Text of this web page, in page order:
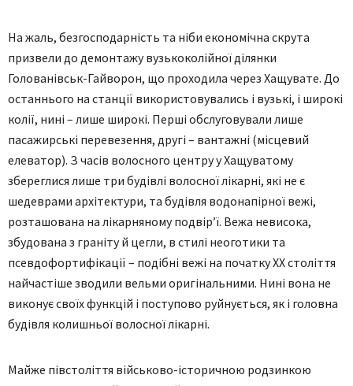
На жаль, безгосподарність та ніби економічна скрута
призвели до демонтажу вузькоколійної ділянки
Голованівськ-Гайворон, що проходила через Хащувате. До
останнього на станції використовувались і вузькі, і широкі
колії, нині – лише широкі. Перші обслуговували лише
пасажирські перевезення, другі – вантажні (місцевий
елеватор). З часів волосного центру у Хащуватому
збереглися лише три будівлі волосної лікарні, які не є
шедеврами архітектури, та будівля водонапірної вежі,
розташована на лікарняному подвір’ї. Вежа невисока,
збудована з граніту й цегли, в стилі неоготики та
псевдофортифікації – подібні вежі на початку ХХ століття
найчастіше зводили вельми оригінальними. Нині вона не
виконує своїх функцій і поступово руйнується, як і головна
будівля колишньої волосної лікарні.
Майже півстоліття військово-історичною родзинкою